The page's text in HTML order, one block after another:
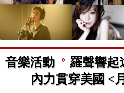
音樂活動
羅聲響起
內力貫穿美國 <